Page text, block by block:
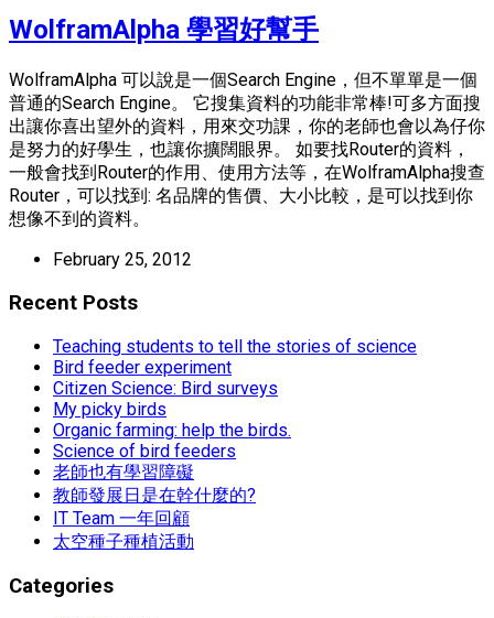
WolframAlpha 學習好幫手
WolframAlpha 可以說是一個Search Engine，但不單單是一個
普通的Search Engine。 它搜集資料的功能非常棒!可多方面搜
出讓你喜出望外的資料，用來交功課，你的老師也會以為仔你
是努力的好學生，也讓你擴闊眼界。 如要找Router的資料，
一般會找到Router的作用、使用方法等，在WolframAlpha搜查
Router，可以找到: 名品牌的售價、大小比較，是可以找到你
想像不到的資料。
February 25, 2012
Recent Posts
Teaching students to tell the stories of science
Bird feeder experiment
Citizen Science: Bird surveys
My picky birds
Organic farming: help the birds.
Science of bird feeders
老師也有學習障礙
教師發展日是在幹什麼的?
IT Team 一年回顧
太空種子種植活動
Categories